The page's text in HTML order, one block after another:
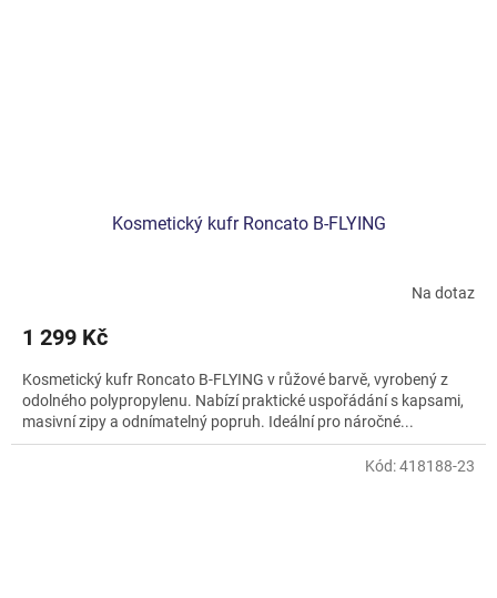
Kosmetický kufr Roncato B-FLYING
Na dotaz
1 299 Kč
Kosmetický kufr Roncato B-FLYING v růžové barvě, vyrobený z
odolného polypropylenu. Nabízí praktické uspořádání s kapsami,
masivní zipy a odnímatelný popruh. Ideální pro náročné...
Kód:418188-23